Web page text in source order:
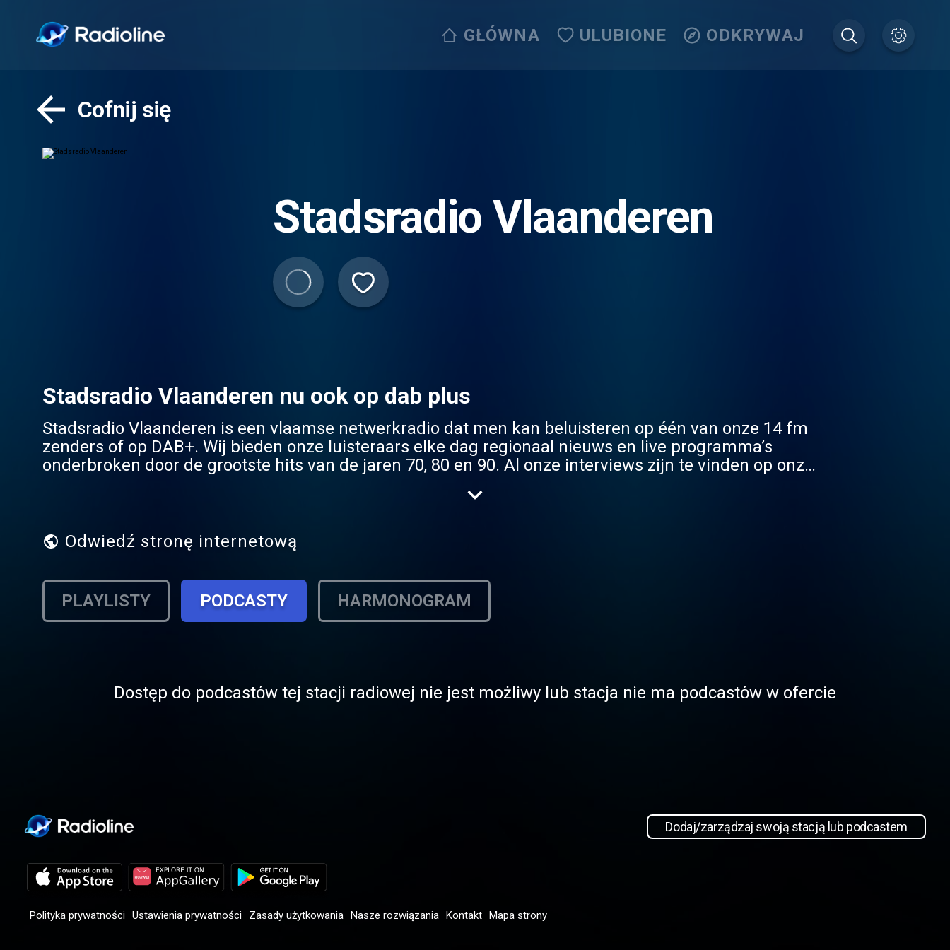
GŁÓWNA ULUBIONE ODKRYWAJ
Cofnij się
Stadsradio Vlaanderen
Stadsradio Vlaanderen nu ook op dab plus
Stadsradio Vlaanderen is een vlaamse netwerkradio dat men kan beluisteren op één van onze 14 fm
zenders of op DAB+. Wij bieden onze luisteraars elke dag regionaal nieuws en live programma’s
onderbroken door de grootste hits van de jaren 70, 80 en 90. Al onze interviews zijn te vinden op onze
Odwiedź stronę internetową
PLAYLISTY PODCASTY HARMONOGRAM
Dostęp do podcastόw tej stacji radiowej nie jest możliwy lub stacja nie ma podcastόw w ofercie
Dodaj/zarządzaj swoją stacją lub podcastem
Polityka prywatności Ustawienia prywatności Zasady użytkowania Nasze rozwiązania Kontakt Mapa strony